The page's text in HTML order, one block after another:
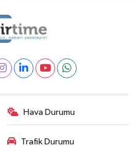
Hava Durumu
Trafik Durumu